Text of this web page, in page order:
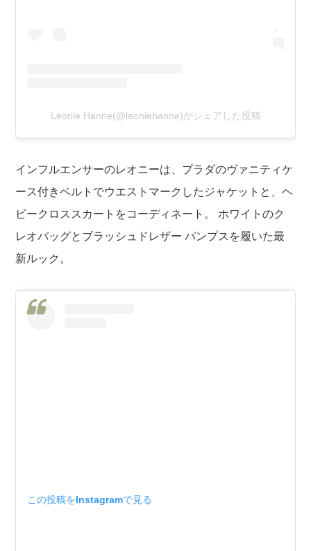
Leonie Hanne(@leoniehanne)がシェアした投稿
インフルエンサーのレオニーは、プラダのヴァニティケ
ース付きベルトでウエストマークしたジャケットと、ヘ
ビークロススカートをコーディネート。 ホワイトのク
レオバッグとブラッシュドレザー パンプスを履いた最
新ルック。
この投稿をInstagramで見る